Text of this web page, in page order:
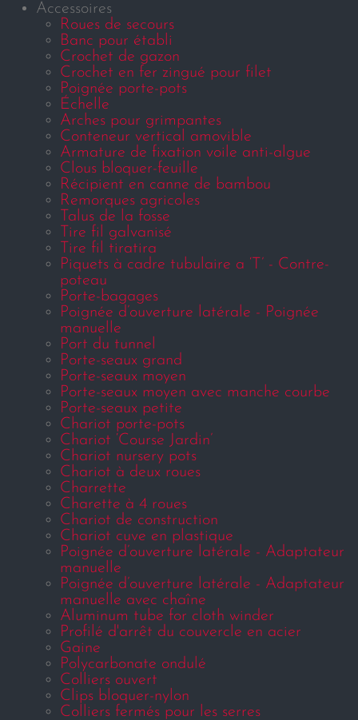
Accessoires
Roues de secours
Banc pour établi
Crochet de gazon
Crochet en fer zingué pour filet
Poignée porte-pots
Échelle
Arches pour grimpantes
Conteneur vertical amovible
Armature de fixation voile anti-algue
Clous bloquer-feuille
Récipient en canne de bambou
Remorques agricoles
Talus de la fosse
Tire fil galvanisé
Tire fil tiratira
Piquets à cadre tubulaire a ‘T’ - Contre-
poteau
Porte-bagages
Poignée d’ouverture latérale - Poignée
manuelle
Port du tunnel
Porte-seaux grand
Porte-seaux moyen
Porte-seaux moyen avec manche courbe
Porte-seaux petite
Chariot porte-pots
Chariot ‘Course Jardin’
Chariot nursery pots
Chariot à deux roues
Charrette
Charette à 4 roues
Chariot de construction
Chariot cuve en plastique
Poignée d’ouverture latérale - Adaptateur
manuelle
Poignée d’ouverture latérale - Adaptateur
manuelle avec chaîne
Aluminum tube for cloth winder
Profilé d'arrêt du couvercle en acier
Gaine
Polycarbonate ondulé
Colliers ouvert
Clips bloquer-nylon
Colliers fermés pour les serres